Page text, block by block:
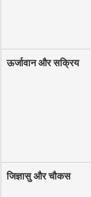
ऊर्जावान और सक्रिय
जिज्ञासु और चौकस